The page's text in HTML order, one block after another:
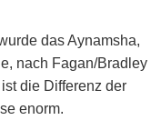
das Aynamsha,
nach Fagan/Bradley
die Differenz der
enorm.